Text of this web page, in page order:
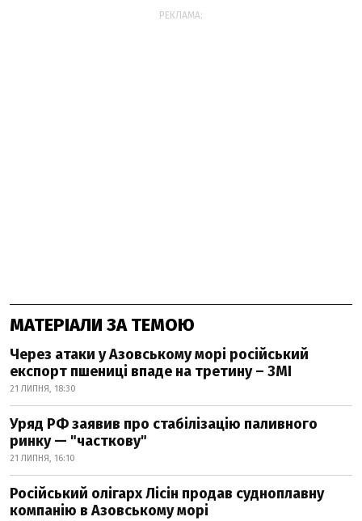
РЕКЛАМА:
МАТЕРІАЛИ ЗА ТЕМОЮ
Через атаки у Азовському морі російський
експорт пшениці впаде на третину – ЗМІ
21 ЛИПНЯ, 18:30
Уряд РФ заявив про стабілізацію паливного
ринку — "часткову"
21 ЛИПНЯ, 16:10
Російський олігарх Лісін продав судноплавну
компанію в Азовському морі